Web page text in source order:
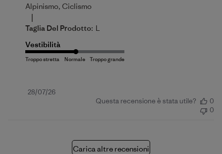
Alpinismo, Ciclismo
|
Taglia Del Prodotto: L
Vestibilità
Data
28/07/26
Questa recensione è stata utile?
0
0
Carica altre recensioni